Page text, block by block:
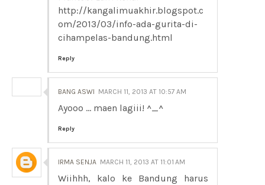
http://kangalimuakhir.blogspot.c
om/2013/03/info-ada-gurita-di-
cihampelas-bandung.html
Reply
BANG ASWI MARCH 11, 2013 AT 10:57 AM
Ayooo ... maen lagiii! ^_^
Reply
IRMA SENJA MARCH 11, 2013 AT 11:01 AM
Wiihhh, kalo ke Bandung harus